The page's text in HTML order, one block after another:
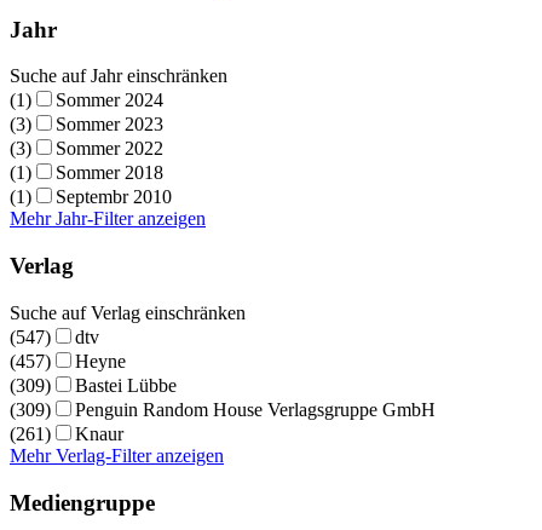
Jahr
Suche auf Jahr einschränken
(1)
Sommer 2024
(3)
Sommer 2023
(3)
Sommer 2022
(1)
Sommer 2018
(1)
Septembr 2010
Mehr Jahr-Filter anzeigen
Verlag
Suche auf Verlag einschränken
(547)
dtv
(457)
Heyne
(309)
Bastei Lübbe
(309)
Penguin Random House Verlagsgruppe GmbH
(261)
Knaur
Mehr Verlag-Filter anzeigen
Mediengruppe